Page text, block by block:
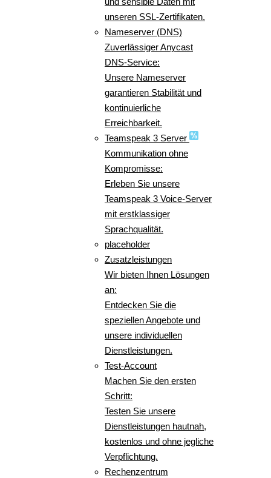
unseren SSL-Zertifikaten.
Nameserver (DNS)
Zuverlässiger Anycast
DNS-Service:
Unsere Nameserver
garantieren Stabilität und
kontinuierliche
Erreichbarkeit.
Teamspeak 3 Server
Kommunikation ohne
Kompromisse:
Erleben Sie unsere
Teamspeak 3 Voice-Server
mit erstklassiger
Sprachqualität.
placeholder
Zusatzleistungen
Wir bieten Ihnen Lösungen
an:
Entdecken Sie die
speziellen Angebote und
unsere individuellen
Dienstleistungen.
Test-Account
Machen Sie den ersten
Schritt:
Testen Sie unsere
Dienstleistungen hautnah,
kostenlos und ohne jegliche
Verpflichtung.
Rechenzentrum